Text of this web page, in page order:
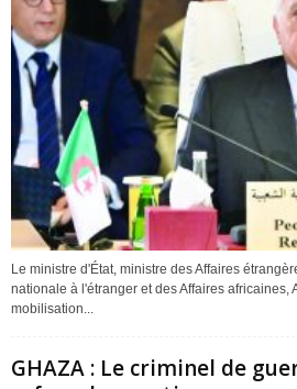
Le ministre d'État, ministre des Affaires
nationale à l'étranger et des Affaires africaines,
mobilisation...
GHAZA : Le criminel de